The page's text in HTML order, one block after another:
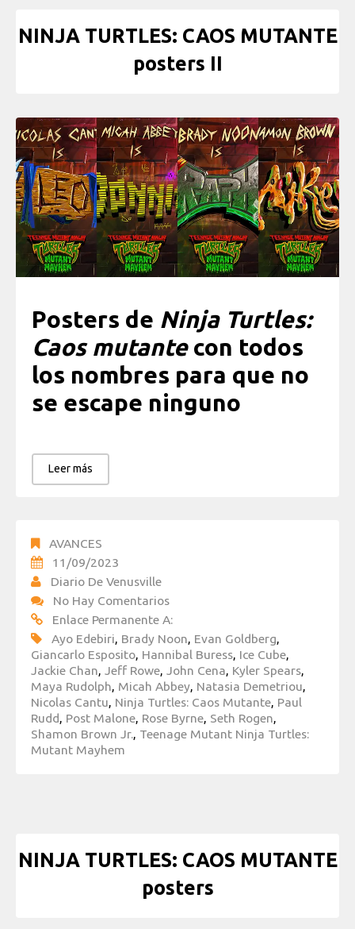
NINJA TURTLES: CAOS MUTANTE
posters II
Posters de Ninja Turtles:
Caos mutantecon todos
los nombres para que no
se escape ninguno
Leer más
AVANCES
11/09/2023
Diario De Venusville
No Hay Comentarios
Enlace Permanente A:
Ayo Edebiri, Brady Noon, Evan Goldberg,
Giancarlo Esposito, Hannibal Buress, Ice Cube,
Jackie Chan, Jeff Rowe, John Cena, Kyler Spears,
Maya Rudolph, Micah Abbey, Natasia Demetriou,
Nicolas Cantu, Ninja Turtles: Caos Mutante, Paul
Rudd, Post Malone, Rose Byrne, Seth Rogen,
Shamon Brown Jr., Teenage Mutant Ninja Turtles:
Mutant Mayhem
NINJA TURTLES: CAOS MUTANTE
posters